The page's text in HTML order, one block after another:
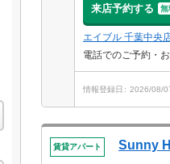
来店予約する 無
エイブル 千葉中央
電話でのご予約・
情報登録日 2026/08/
賃貸アパート Sunny